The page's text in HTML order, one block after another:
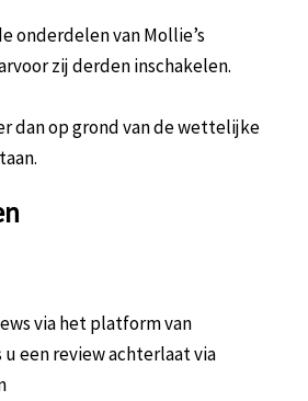
onderdelen van Mollie’s
zij derden inschakelen.
dan op grond van de wettelijke
via het platform van
u een review achterlaat via